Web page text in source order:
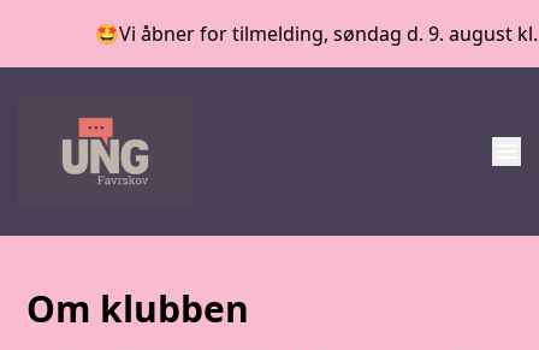
🤩Vi åbner for tilmelding, søndag d. 9. august kl.
Om klubben